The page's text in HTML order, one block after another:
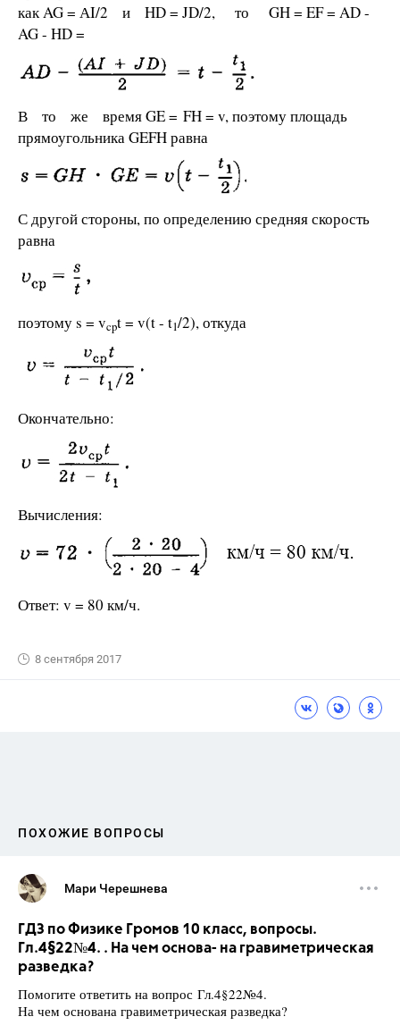
как AG = АI/2 и HD = JD/2, то GH = EF = AD -
AG - HD =
В то же время GE = FH = v, поэтому площадь
прямоугольника GEFH равна
С другой стороны, по определению средняя скорость
равна
поэтому s = vcpt = v(t - t1/2), откуда
Окончательно:
Вычисления:
Ответ: v = 80 км/ч.
8 сентября 2017
ПОХОЖИЕ ВОПРОСЫ
Мари Черешнева
ГДЗ по Физике Громов 10 класс, вопросы.
Гл.4§22№4. . На чем основа- на гравиметрическая
разведка?
Помогите ответить на вопрос Гл.4§22№4.
На чем основана гравиметрическая разведка?